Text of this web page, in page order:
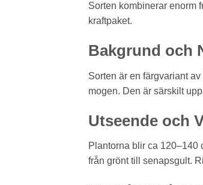
Sorten kombinerar enorm
kraftpaket.
Bakgrund och
Sorten är en färgvariant
mogen. Den är särskilt
Utseende och
Plantorna blir ca 120–140
från grönt till senapsgult.